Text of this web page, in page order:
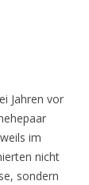
Jahren vor
im
nicht
sondern